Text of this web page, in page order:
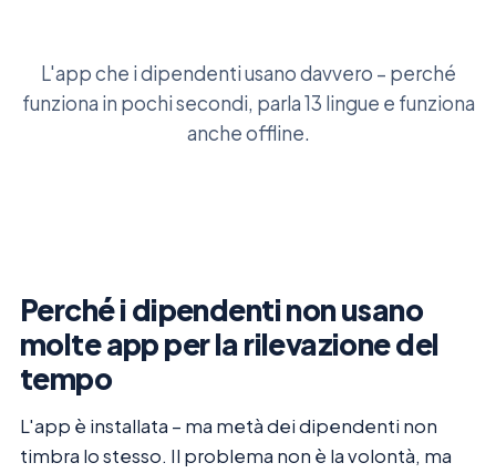
L'app che i dipendenti usano davvero – perché
funziona in pochi secondi, parla 13 lingue e funziona
anche offline.
Perché i dipendenti non usano
molte app per la rilevazione del
tempo
L'app è installata – ma metà dei dipendenti non
timbra lo stesso. Il problema non è la volontà, ma